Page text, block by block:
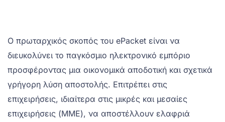
Ο πρωταρχικός σκοπός του ePacket είναι να
διευκολύνει το παγκόσμιο ηλεκτρονικό εμπόριο
προσφέροντας μια οικονομικά αποδοτική και σχετικά
γρήγορη λύση αποστολής. Επιτρέπει στις
επιχειρήσεις, ιδιαίτερα στις μικρές και μεσαίες
επιχειρήσεις (ΜΜΕ), να αποστέλλουν ελαφριά